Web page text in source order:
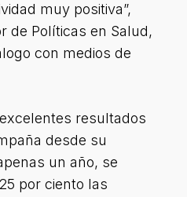
muy positiva”,
de Políticas en Salud,
con medios de
resultados
desde su
un año, se
por ciento las